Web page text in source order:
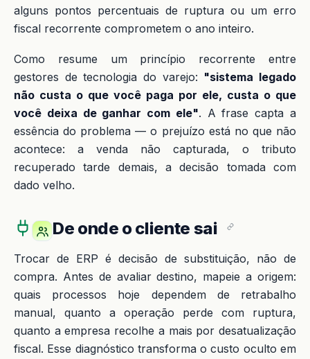
alguns pontos percentuais de ruptura ou um erro
fiscal recorrente comprometem o ano inteiro.
Como resume um princípio recorrente entre
gestores de tecnologia do varejo: "sistema legado
não custa o que você paga por ele, custa o que
você deixa de ganhar com ele". A frase capta a
essência do problema — o prejuízo está no que não
acontece: a venda não capturada, o tributo
recuperado tarde demais, a decisão tomada com
dado velho.
De onde o cliente sai
Trocar de ERP é decisão de substituição, não de
compra. Antes de avaliar destino, mapeie a origem:
quais processos hoje dependem de retrabalho
manual, quanto a operação perde com ruptura,
quanto a empresa recolhe a mais por desatualização
fiscal. Esse diagnóstico transforma o custo oculto em